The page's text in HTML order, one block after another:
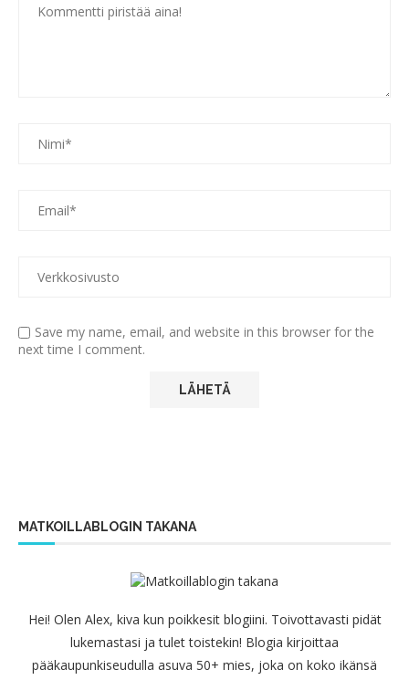
Save my name, email, and website in this browser for the
next time I comment.
MATKOILLABLOGIN TAKANA
Hei! Olen Alex, kiva kun poikkesit blogiini. Toivottavasti pidät
lukemastasi ja tulet toistekin! Blogia kirjoittaa
pääkaupunkiseudulla asuva 50+ mies, joka on koko ikänsä